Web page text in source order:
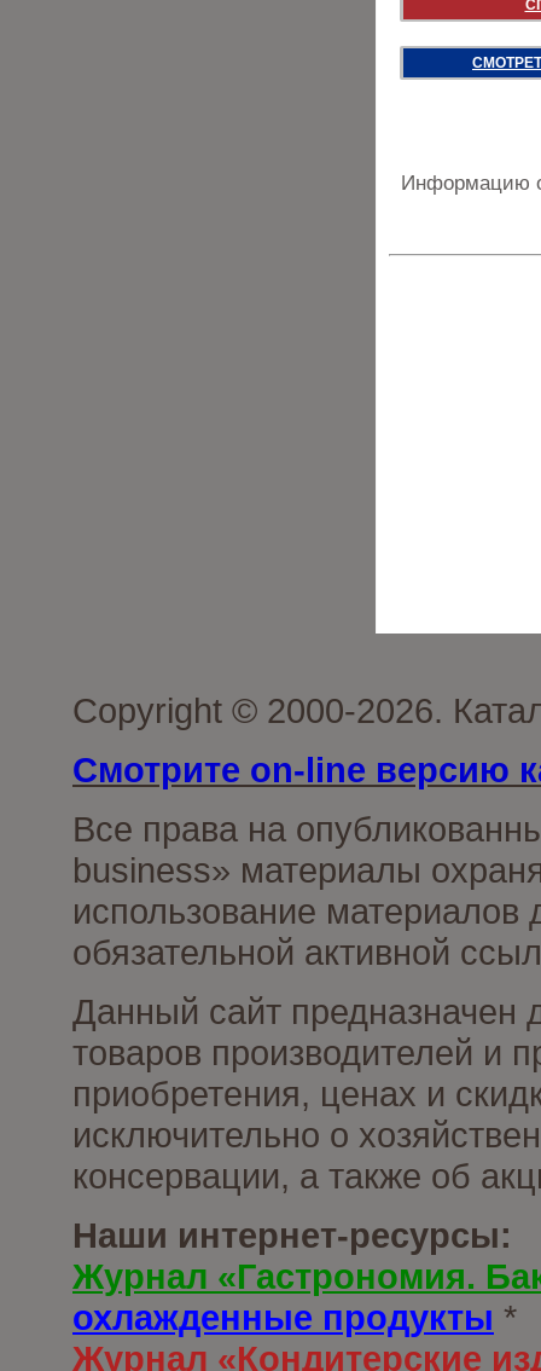
Информацию
Copyright © 2000-2026.
Смотрите on-line версию
Все права на
business» материалы
использование материалов
обязательной активной
Данный сайт предназначен
товаров производителей и
приобретения, ценах и
исключительно о
консервации, а также об
Наши интернет-ресурсы:
Журнал «Гастрономия.
охлажденные продукты *
Журнал «Кондитерские